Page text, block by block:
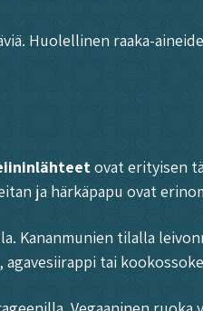
Huolellinen raaka-
ovat erityisen
ja härkäpapu ovat
tilalla
tai